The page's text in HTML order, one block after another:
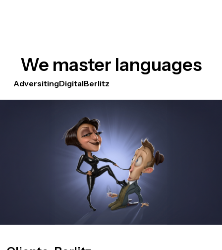
We master languages
AdversitingDigitalBerlitz